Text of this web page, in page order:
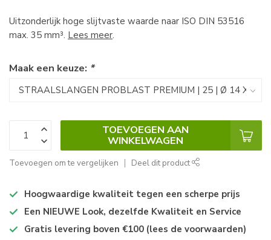
Uitzonderlijk hoge slijtvaste waarde naar ISO DIN 53516
max. 35 mm³. Lees meer.
Maak een keuze: *
TOEVOEGEN AAN
WINKELWAGEN
Toevoegen om te vergelijken Deel dit product
Hoogwaardige kwaliteit tegen een scherpe prijs
Een NIEUWE Look, dezelfde Kwaliteit en Service
Gratis levering boven €100 (lees de voorwaarden)